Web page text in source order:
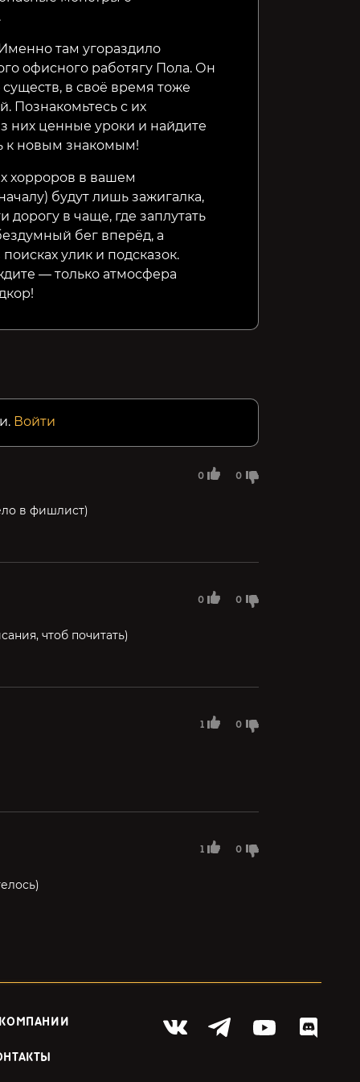
там угораздило
офисного работягу Пола. Он
в своё время тоже
Познакомьтесь с их
них ценные уроки и найдите
к новым знакомым!
хорроров в вашем
будут лишь зажигалка,
в чаще, где заплутать
бег вперёд, а
улик и подсказок.
— только атмосфера
Войти
0 0
в фишлист)
0 0
чтоб почитать)
1 0
1 0